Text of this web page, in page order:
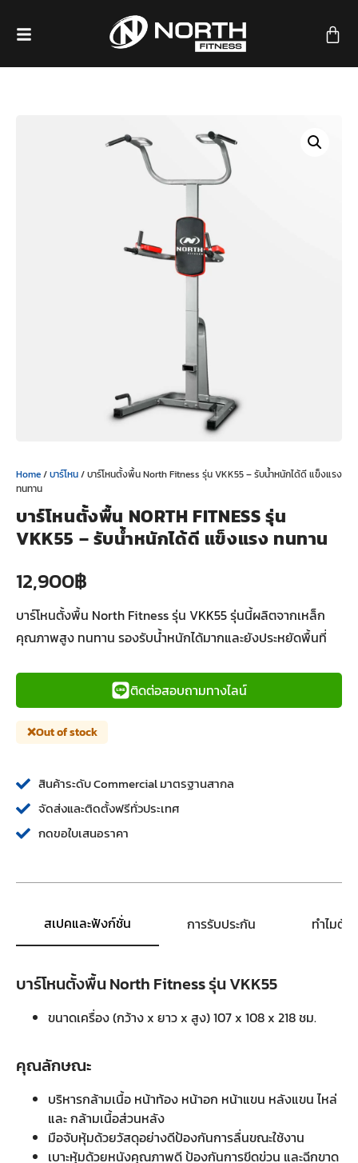
Home/บาร์โหน/ บาร์โหนตั้งพื้น North Fitness รุ่น VKK55 – รับน้ำหนักได้ดี แข็งแรง
ทนทาน
บาร์โหนตั้งพื้น NORTH FITNESS รุ่น
VKK55 – รับน้ำหนักได้ดี แข็งแรง ทนทาน
12,900฿
บาร์โหนตั้งพื้น North Fitness รุ่น VKK55 รุ่นนี้ผลิตจากเหล็ก
คุณภาพสูง ทนทาน รองรับน้ำหนักได้มากและยังประหยัดพื้นที่
ติดต่อสอบถามทางไลน์
Out of stock
สินค้าระดับ Commercial มาตรฐานสากล
จัดส่งและติดตั้งฟรีทั่วประเทศ
กดขอใบเสนอราคา
สเปคและฟังก์ชั่น การรับประกัน ทำไมต้
บาร์โหนตั้งพื้น North Fitness รุ่น VKK55
ขนาดเครื่อง (กว้าง x ยาว x สูง) 107 x 108 x 218 ชม.
คุณลักษณะ
บริหารกล้ามเนื้อ หน้าท้อง หน้าอก หน้าแขน หลังแขน ไหล่
และ กล้ามเนื้อส่วนหลัง
มือจับหุ้มด้วยวัสดุอย่างดีป้องกันการลื่นขณะใช้งาน
เบาะหุ้มด้วยหนังคุณภาพดี ป้องกันการขีดข่วน และฉีกขาด